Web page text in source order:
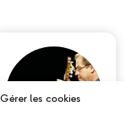
Gérer les cookies